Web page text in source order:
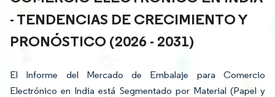
- TENDENCIAS DE CRECIMIENTO Y
PRONÓSTICO (2026 - 2031)
El Informe del Mercado de Embalaje para Comercio
Electrónico en India está Segmentado por Material (Papel y